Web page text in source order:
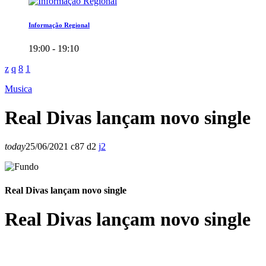
Informação Regional
19:00 - 19:10
Musica
Real Divas lançam novo single
today25/06/2021 87 2 2
Real Divas lançam novo single
Real Divas lançam novo single